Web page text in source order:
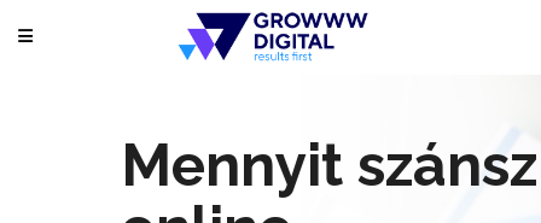
Mennyit szánsz